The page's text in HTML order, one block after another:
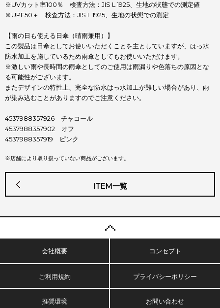
※UVカット率100％ 検査方法：JIS L 1925、生地の状態での測定値
※UPF50＋ 検査方法：JIS L 1925、生地の状態での測定
【雨の日も使える日傘（晴雨兼用）】
この製品は日傘としてお使いいただくことを主としていますが、はっ水
防水加工を施しているため雨傘としてもお使いいただけます。
※激しい雨や長時間の雨傘としてのご使用は雨漏りや色落ちの原因とな
る可能性がございます。
またデザインの特性上、完全な防水はっ水加工が難しい場合があり、雨
が染み込むことがありますのでご注意ください。
4537988357926 チャコール
4537988357902 オフ
4537988357919 ピンク
※店舗により取り扱っていない商品がございます。
ITEM一覧
会社概要 コンセプト
ご利用規約 プライバシーポリシー
推奨環境 お問い合わせ